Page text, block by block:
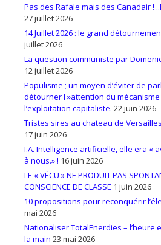
Pas des Rafale mais des Canadair !
27 juillet 2026
14 Juillet 2026 : le grand
juillet 2026
La question communiste par
12 juillet 2026
Populisme ; un moyen d’éviter de
détourner l »attention du
l’exploitation capitaliste. 22 juin 2026
Tristes sires au chateau de
17 juin 2026
I.A. Intelligence artificielle, elle era «
à nous.» ! 16 juin 2026
LE « VÉCU » NE PRODUIT PAS
CONSCIENCE DE CLASSE 1 juin 2026
10 propositions pour reconquérir
mai 2026
Nationaliser TotalEnerdies – l’heure
la main 23 mai 2026